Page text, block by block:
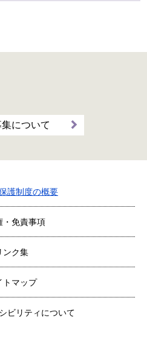
について
護制度の概要
・免責事項
ンク集
トマップ
ビリティについて